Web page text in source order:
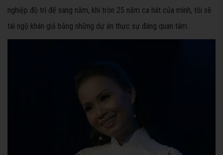
nghiệp độ trì để sang năm, khi tròn 25 năm ca hát của mình, tôi sẽ
tái ngộ khán giả bằng những dự án thực sự đáng quan tâm.